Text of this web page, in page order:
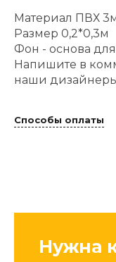
Материал ПВХ
Размер 0,2*0,3м
Фон - основа для
Напишите в
наши дизайнеры
Способы оплаты
Нужна